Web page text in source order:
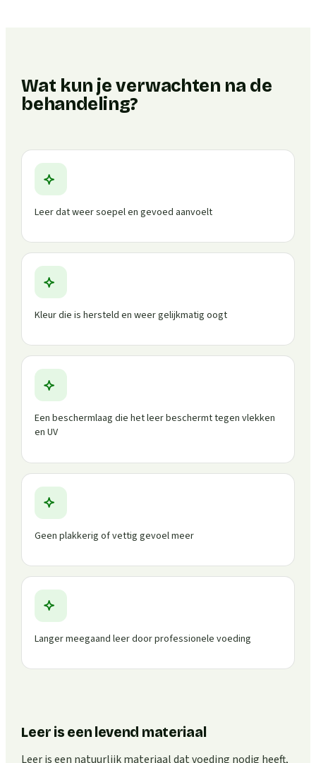
Wat kun je verwachten na de
behandeling?
Leer dat weer soepel en gevoed aanvoelt
Kleur die is hersteld en weer gelijkmatig oogt
Een beschermlaag die het leer beschermt tegen vlekken
en UV
Geen plakkerig of vettig gevoel meer
Langer meegaand leer door professionele voeding
Leer is een levend materiaal
Leer is een natuurlijk materiaal dat voeding nodig heeft,